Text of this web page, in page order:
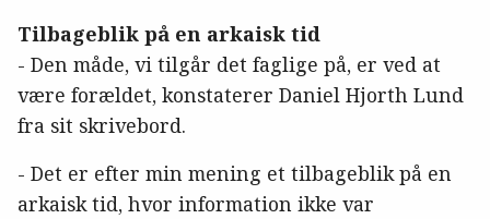
Tilbageblik på en arkaisk tid
- Den måde, vi tilgår det faglige på, er ved at
være forældet, konstaterer Daniel Hjorth Lund
fra sit skrivebord.
- Det er efter min mening et tilbageblik på en
arkaisk tid, hvor information ikke var